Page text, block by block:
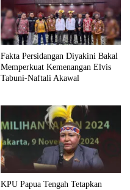
Fakta Persidangan Diyakini Bakal
Memperkuat Kemenangan Elvis
Tabuni-Naftali Akawal
KPU Papua Tengah Tetapkan